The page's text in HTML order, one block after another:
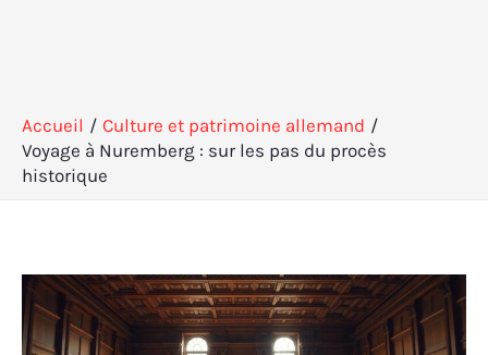
Accueil
Culture et patrimoine allemand
Voyage à Nuremberg : sur les pas du procès
historique